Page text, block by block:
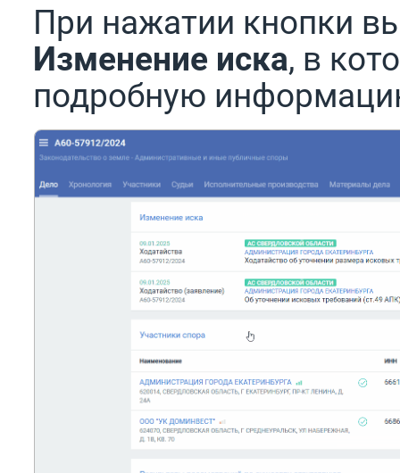
При нажатии кнопки
Изменение иска, в
подробную